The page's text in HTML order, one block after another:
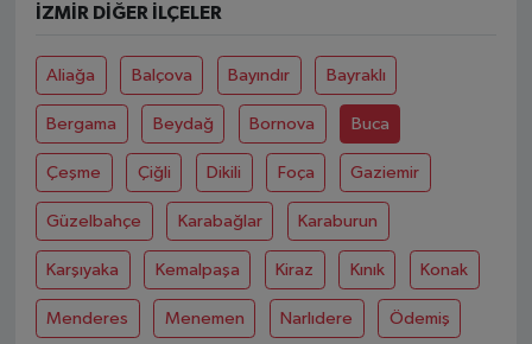
İZMIR DIĞER İLÇELER
Aliağa Balçova Bayındır Bayraklı
Bergama Beydağ Bornova Buca
Çeşme Çiğli Dikili Foça Gaziemir
Güzelbahçe Karabağlar Karaburun
Karşıyaka Kemalpaşa Kiraz Kınık Konak
Menderes Menemen Narlıdere Ödemiş